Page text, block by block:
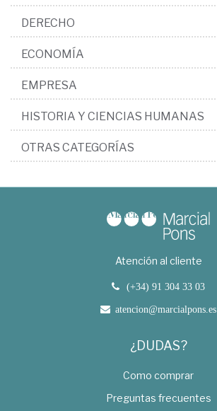
DERECHO
ECONOMÍA
EMPRESA
HISTORIA Y CIENCIAS HUMANAS
OTRAS CATEGORÍAS
Atención al cliente
(+34) 91 304 33 03
atencion@marcialpons.es
¿DUDAS?
Como comprar
Preguntas frecuentes